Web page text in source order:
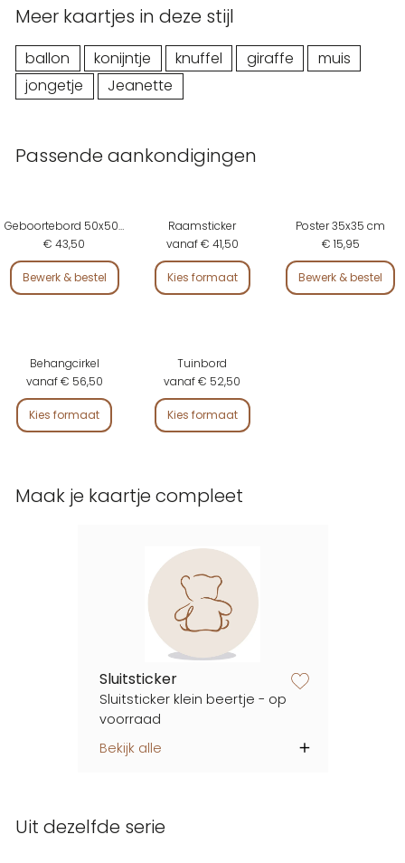
Meer kaartjes in deze stijl
ballon konijntje knuffel giraffe
muis
jongetje
Jeanette
Maak je kaartje compleet
Sluitsticker
Sluitsticker klein beertje - op
voorraad
Bekijk alle
Passende aankondigingen
Geboortebord 50x50 cm
€ 43,50
Bewerk & bestel
Raamsticker
vanaf € 41,50
Kies formaat
Poster 35x35 cm
€ 15,95
Bewerk & bestel
Behangcirkel
vanaf € 56,50
Kies formaat
Tuinbord
vanaf € 52,50
Kies formaat
Uit dezelfde serie